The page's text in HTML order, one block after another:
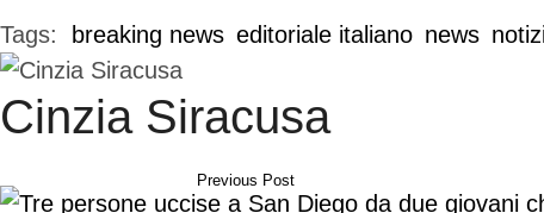
Tags: breaking news editoriale italiano news
Cinzia Siracusa
Previous Post